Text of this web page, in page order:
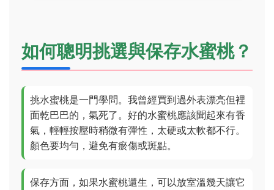
如何聰明挑選與保存水蜜桃？
挑水蜜桃是一門學問。我曾經買到過外表漂亮但裡
面乾巴巴的，氣死了。好的水蜜桃應該聞起來有香
氣，輕輕按壓時稍微有彈性，太硬或太軟都不行。
顏色要均勻，避免有瘀傷或斑點。
保存方面，如果水蜜桃還生，可以放室溫幾天讓它